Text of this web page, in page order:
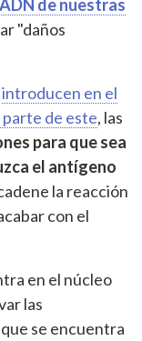
de nuestras
"daños
introducen en el
de este, las
para que sea
el antígeno
la reacción
con el
en el núcleo
las
se encuentra